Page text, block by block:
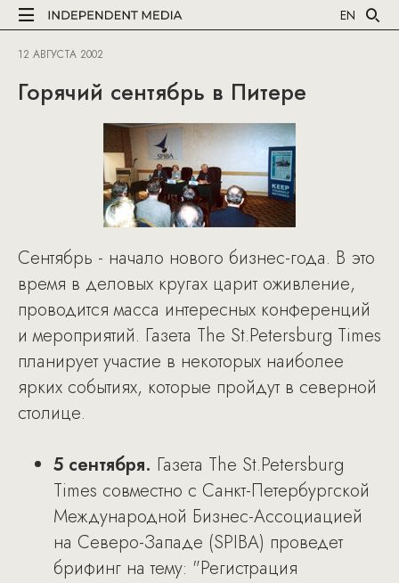
EN
12 АВГУСТА 2002
Горячий сентябрь в Питере
Сентябрь - начало нового бизнес-года. В это
время в деловых кругах царит оживление,
проводится масса интересных конференций
и мероприятий. Газета The St.Petersburg Times
планирует участие в некоторых наиболее
ярких событиях, которые пройдут в северной
столице.
5 сентября. Газета The St.Petersburg
Times совместно с Санкт-Петербургской
Международной Бизнес-Ассоциацией
на Северо-Западе (SPIBA) проведет
брифинг на тему: "Регистрация